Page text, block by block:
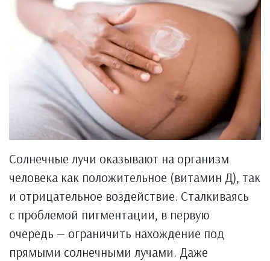
Солнечные лучи оказывают на организм
человека как положительное (витамин Д), так
и отрицательное воздействие. Сталкиваясь
с проблемой пигментации, в первую
очередь — ограничить нахождение под
прямыми солнечными лучами. Даже